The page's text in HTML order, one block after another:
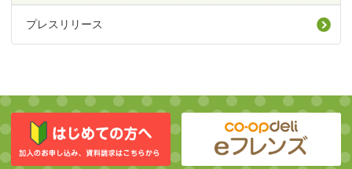
プレスリリース